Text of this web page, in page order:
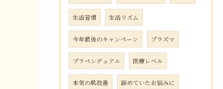
生活習慣 生活リズム
今年最後のキャンペーン プラズマ
プラペンデュアル 医療レベル
本気の肌改善 諦めていたお悩みに